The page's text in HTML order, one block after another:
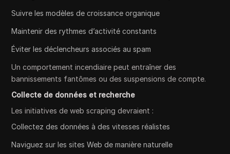
Suivre les modèles de croissance organique
Maintenir des rythmes d’activité constants
Éviter les déclencheurs associés au spam
Un comportement incendiaire peut entraîner des
bannissements fantômes ou des suspensions de compte.
Collecte de données et recherche
Les initiatives de web scraping devraient :
Collectez des données à des vitesses réalistes
Naviguez sur les sites Web de manière naturelle